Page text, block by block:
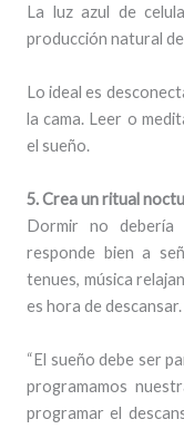
La luz azul de
producción natural de
Lo ideal es
la cama. Leer o
el sueño.
5. Crea un ritual
Dormir no
responde bien a
tenues, música
es hora de descansar.
“El sueño debe ser
programamos
programar el